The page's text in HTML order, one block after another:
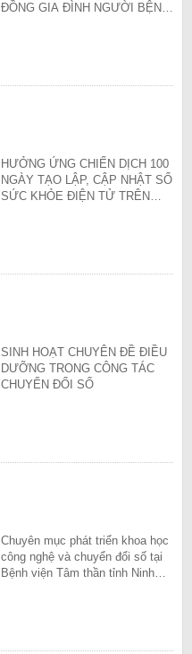
ĐỒNG GIA ĐÌNH NGƯỜI BỆNH
HƯỞNG ỨNG CHIẾN DỊCH 100
NGÀY TẠO LẬP, CẬP NHẬT SỔ
SỨC KHỎE ĐIỆN TỬ TRÊN
SINH HOẠT CHUYÊN ĐỀ ĐIỀU
DƯỠNG TRONG CÔNG TÁC
CHUYỂN ĐỔI SỐ
Chuyên mục phát triển khoa học
công nghệ và chuyển đổi số tại
Bệnh viện Tâm thần tỉnh Ninh